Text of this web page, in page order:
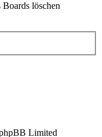
löschen
Limited